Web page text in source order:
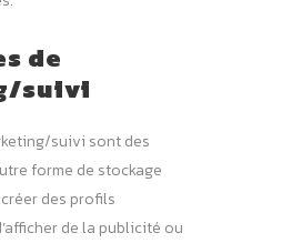
de
suivi
suivi sont des
forme de stockage
des profils
de la publicité ou